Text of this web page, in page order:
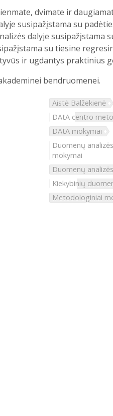
dvimate ir
susipažįstama su
dalyje susipažįstama
su tiesine
ir ugdantys praktinius
bendruomenei.
Aistė Balžekienė
DAtA centro
DAtA mokymai
Duomenų
mokymai
Duomenų
Kiekybinių
Metodologiniai